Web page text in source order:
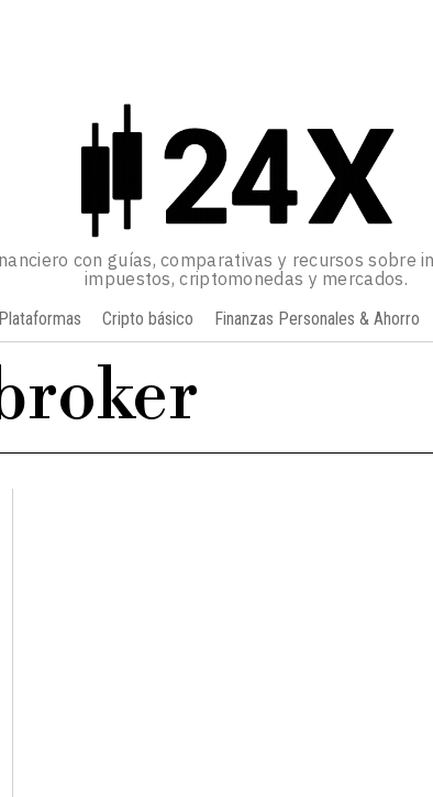
con guías, comparativas y recursos sobre
impuestos, criptomonedas y mercados.
Cripto básico Finanzas Personales & Ahorro